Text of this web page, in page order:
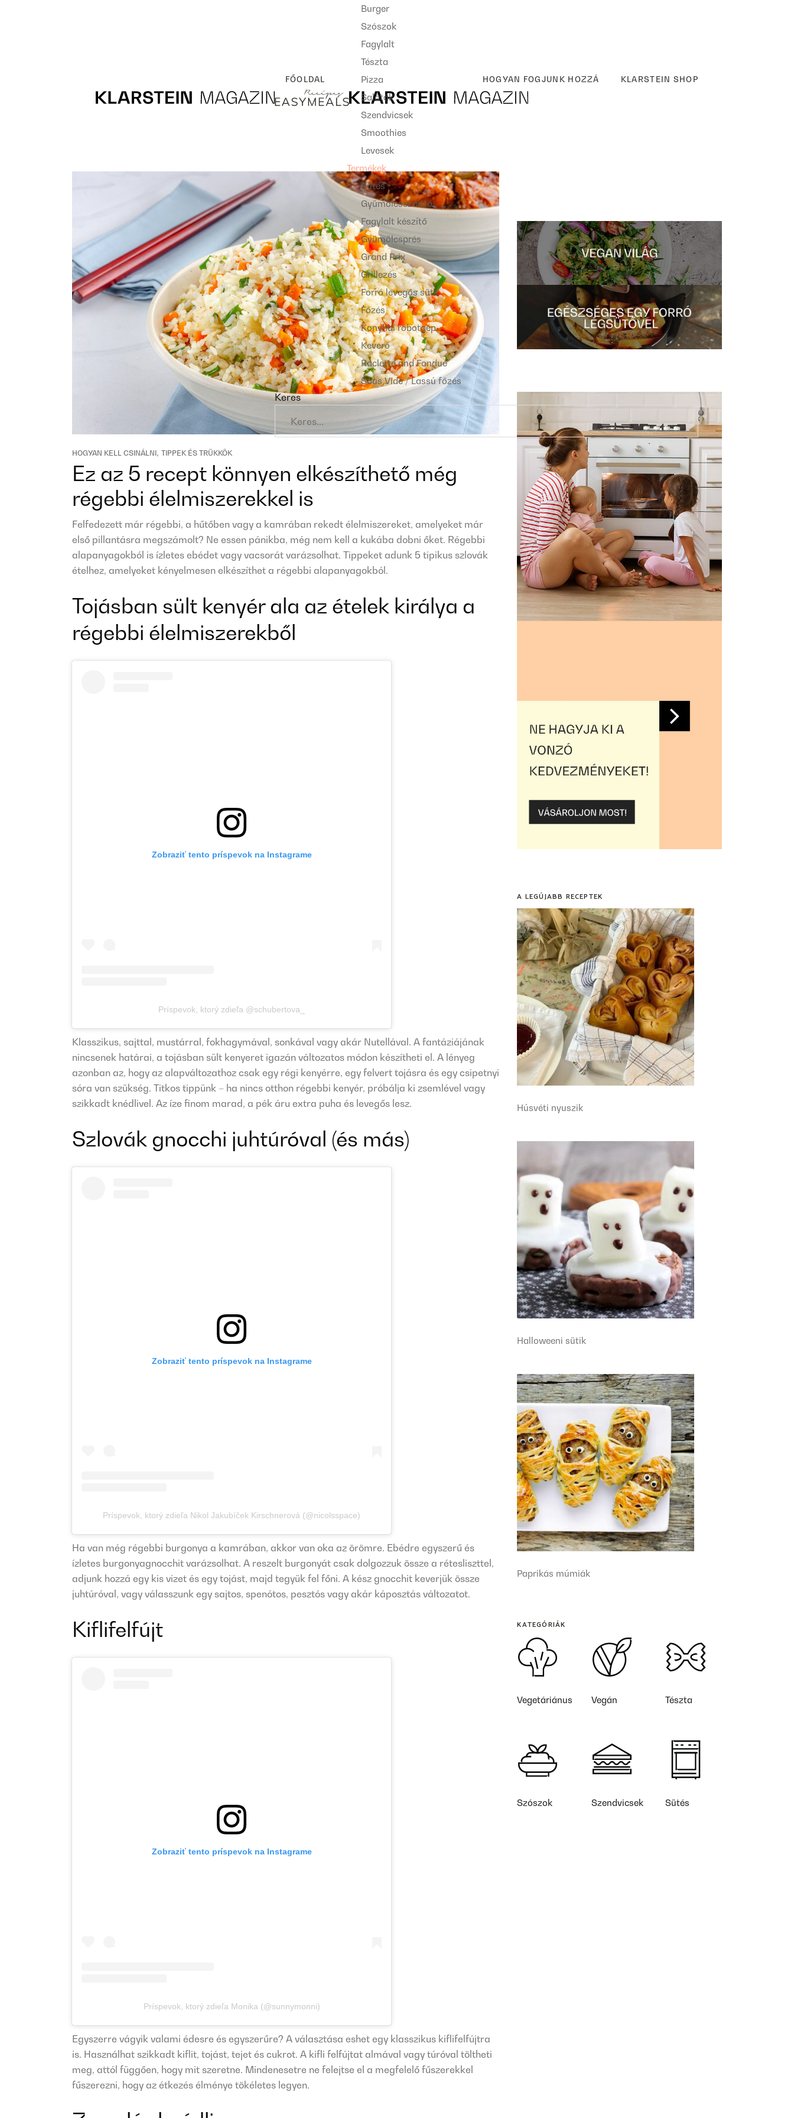
FŐOLDAL
Burger
Szószok
Fagylalt
Tészta
Pizza
Saláták
Szendvicsek
Smoothies
Levesek
Termékek
Sütés
Gyümölcsszárító
Fagylalt készítő
Gyümölcsprés
Grand Prix
Grillezés
Forró levegős sütő
Főzés
Konyhai robotgép
Keverő
Raclette and Fondue
Sous Vide / Lassú főzés
HOGYAN FOGJUNK HOZZÁ KLARSTEIN SHOP
Keres
HOGYAN KELL CSINÁLNI, TIPPEK ÉS TRÜKKÖK
Ez az 5 recept könnyen elkészíthető még
régebbi élelmiszerekkel is
Felfedezett már régebbi, a hűtőben vagy a kamrában rekedt élelmiszereket, amelyeket már
első pillantásra megszámolt? Ne essen pánikba, még nem kell a kukába dobni őket. Régebbi
alapanyagokból is ízletes ebédet vagy vacsorát varázsolhat. Tippeket adunk 5 tipikus szlovák
ételhez, amelyeket kényelmesen elkészíthet a régebbi alapanyagokból.
Tojásban sült kenyér ala az ételek királya a
régebbi élelmiszerekből
Zobraziť tento príspevok na Instagrame
Príspevok, ktorý zdieľa @schubertova_
Klasszikus, sajttal, mustárral, fokhagymával, sonkával vagy akár Nutellával. A fantáziájának
nincsenek határai, a tojásban sült kenyeret igazán változatos módon készítheti el. A lényeg
azonban az, hogy az alapváltozathoz csak egy régi kenyérre, egy felvert tojásra és egy csipetnyi
sóra van szükség. Titkos tippünk – ha nincs otthon régebbi kenyér, próbálja ki zsemlével vagy
szikkadt knédlivel. Az íze finom marad, a pék áru extra puha és levegős lesz.
Szlovák gnocchi juhtúróval (és más)
Zobraziť tento príspevok na Instagrame
Príspevok, ktorý zdieľa Nikol Jakubíček Kirschnerová (@nicolsspace)
Ha van még régebbi burgonya a kamrában, akkor van oka az örömre. Ebédre egyszerű és
ízletes burgonyagnocchit varázsolhat. A reszelt burgonyát csak dolgozzuk össze a rétesliszttel,
adjunk hozzá egy kis vizet és egy tojást, majd tegyük fel főni. A kész gnocchit keverjük össze
juhtúróval, vagy válasszunk egy sajtos, spenótos, pesztós vagy akár káposztás változatot.
Kiflifelfújt
Zobraziť tento príspevok na Instagrame
Príspevok, ktorý zdieľa Monika (@sunnymonni)
Egyszerre vágyik valami édesre és egyszerűre? A választása eshet egy klasszikus kiflifelfújtra
is. Használhat szikkadt kiflit, tojást, tejet és cukrot. A kifli felfújtat almával vagy túróval töltheti
meg, attól függően, hogy mit szeretne. Mindenesetre ne felejtse el a megfelelő fűszerekkel
fűszerezni, hogy az étkezés élménye tökéletes legyen.
A LEGÚJABB RECEPTEK
Húsvéti nyuszik
Halloweeni sütik
Paprikás múmiák
KATEGÓRIÁK
Vegetáriánus Vegán Tészta
Szószok Szendvicsek Sütés